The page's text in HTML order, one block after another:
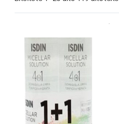
Υψηλότερες
All Categories